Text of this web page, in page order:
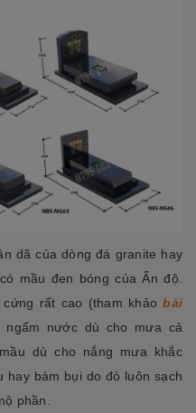
dã của dòng đá granite hay
mầu đen bóng của Ấn độ.
rất cao (tham khảobài
nước dù cho mưa cả
dù cho nắng mưa khắc
hay bám bụi do đó luôn sạch
phần.